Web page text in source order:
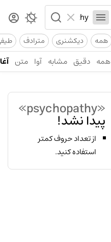
همه دیکشنری مترادف
همه دقیق مشابه آوا متن
«psychopathy»
پیدا نشد!
از تعداد حروف کمتر
استفاده کنید.